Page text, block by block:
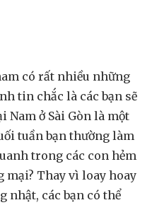
có rất nhiều những
tin chắc là các bạn sẽ
ở Sài Gòn là một
tuần bạn thường làm
trong các con hẻm
mại? Thay vì loay hoay
nhật, các bạn có thể